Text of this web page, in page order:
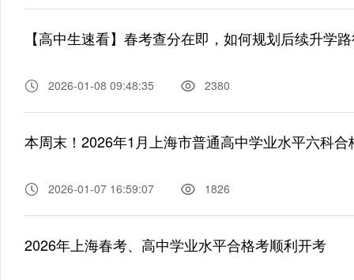
【高中生速看】春考查分在即，如何规划后续升学
2026-01-08 09:48:35 2380
本周末！2026年1月上海市普通高中学业水平六科
2026-01-07 16:59:07 1826
2026年上海春考、高中学业水平合格考顺利开考